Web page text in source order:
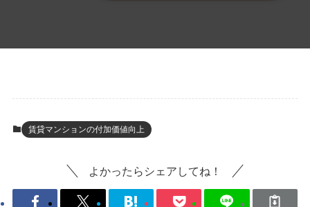
賃貸マンションの付加価値向上
よかったらシェアしてね！